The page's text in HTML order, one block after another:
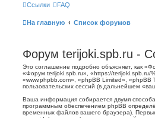
Ссылки FAQ
На главную Список форумов
Форум terijoki.spb.ru -
Это соглашение подробно объясняет, как
«Форум terijoki.spb.ru», «https://
«www.phpbb.com», «phpBB Limited»,
пользовательских сессий (в дальнейшем
Ваша информация собирается двумя
программным обеспечением phpBB
временных файлов вашего браузера).